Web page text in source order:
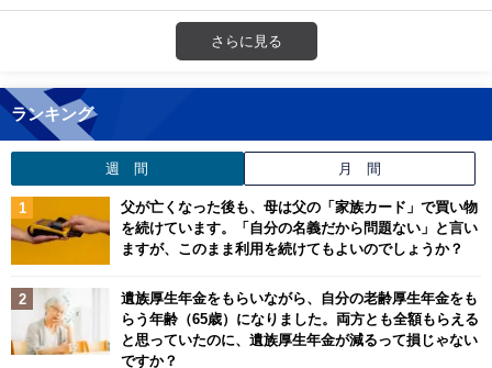
さらに見る
ランキング
週 間 月 間
父が亡くなった後も、母は父の「家族カード」で買い物
を続けています。「自分の名義だから問題ない」と言い
ますが、このまま利用を続けてもよいのでしょうか？
遺族厚生年金をもらいながら、自分の老齢厚生年金をも
らう年齢（65歳）になりました。両方とも全額もらえる
と思っていたのに、遺族厚生年金が減るって損じゃない
ですか？